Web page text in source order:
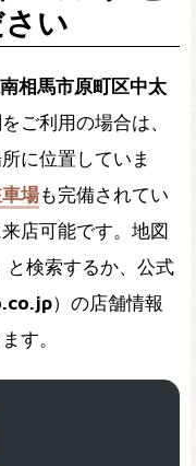
い
相馬市原町区中太
ご利用の場合は、
に位置していま
場も完備されてい
店可能です。地図
と検索するか、公式
）の店舗情報
す。